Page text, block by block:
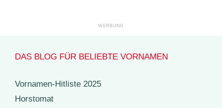
DAS BLOG FÜR BELIEBTE VORNAMEN
Vornamen-Hitliste 2025
Horstomat